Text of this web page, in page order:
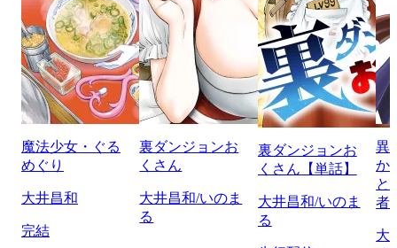
魔法少女・ぐる
めぐり
大井昌和
完結
裏ダンジョンお
くさん
大井昌和/いのま
る
裏ダンジョンお
くさん【単話】
大井昌和/いのま
る
異
か
と
者
大